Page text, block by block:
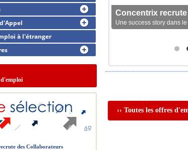
Concentrix
Une success story dans
›› Toutes les offres
à l'étranger
des Collaborateurs